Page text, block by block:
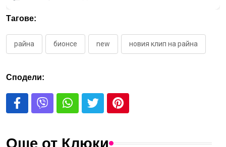
Тагове:
райна бионсе new новия клип на райна
Сподели:
Още от Клюки